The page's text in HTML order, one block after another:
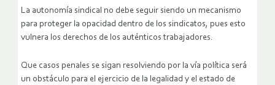
La autonomía sindical no debe seguir siendo un mecanismo
para proteger la opacidad dentro de los sindicatos, pues esto
vulnera los derechos de los auténticos trabajadores.
Que casos penales se sigan resolviendo por la vía política será
un obstáculo para el ejercicio de la legalidad y el estado de